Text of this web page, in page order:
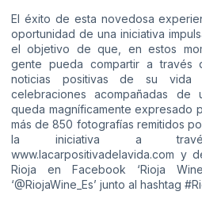
El éxito de esta novedosa
oportunidad de una iniciativa
el objetivo de que, en estos
gente pueda compartir a través
noticias positivas de su vida
celebraciones acompañadas
queda magníficamente expresado
más de 850 fotografías remitidos
la iniciativa a
www.lacarpositivadelavida.com y
Rioja en Facebook ‘Rioja
‘@RiojaWine_Es’ junto al hashtag